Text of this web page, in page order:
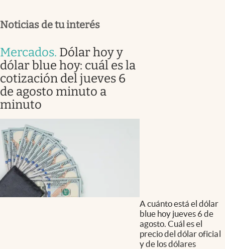
Noticias de tu interés
Mercados. Dólar hoy y
dólar blue hoy: cuál es la
cotización del jueves 6
de agosto minuto a
minuto
A cuánto está el dólar
blue hoy jueves 6 de
agosto. Cuál es el
precio del dólar oficial
y de los dólares